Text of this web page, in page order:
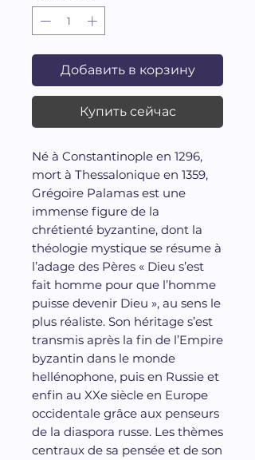
Добавить в корзину
Купить сейчас
Né à Constantinople en 1296,
mort à Thessalonique en 1359,
Grégoire Palamas est une
immense figure de la
chrétienté byzantine, dont la
théologie mystique se résume à
l’adage des Pères « Dieu s’est
fait homme pour que l’homme
puisse devenir Dieu », au sens le
plus réaliste. Son héritage s’est
transmis après la fin de l’Empire
byzantin dans le monde
hellénophone, puis en Russie et
enfin au XXe siècle en Europe
occidentale grâce aux penseurs
de la diaspora russe. Les thèmes
centraux de sa pensée et de son